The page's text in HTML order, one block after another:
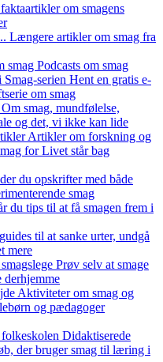
om smagens
Længere artikler om smag fra
smag Podcasts om smag
serien Hent en gratis e-
om smag
Om smag, mundfølelse,
og det, vi ikke kan lide
Artikler om forskning og
for Livet står bag
du opskrifter med både
smag
du tips til at få smagen frem i
til at sanke urter, undgå
mere
Prøv selv at smage
derhjemme
Aktiviteter om smag og
og pædagoger
Didaktiserede
der bruger smag til læring i